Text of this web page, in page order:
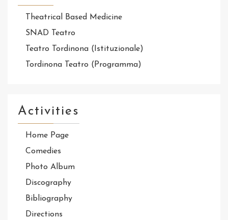
Theatrical Based Medicine
SNAD Teatro
Teatro Tordinona (Istituzionale)
Tordinona Teatro (Programma)
Activities
Home Page
Comedies
Photo Album
Discography
Bibliography
Directions